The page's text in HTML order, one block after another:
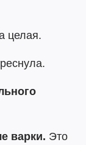
целая.
варки. Это